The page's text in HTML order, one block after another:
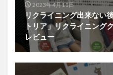
2023年4月11日
リクライニング出来ない
トリア」リクライニング
レビュー